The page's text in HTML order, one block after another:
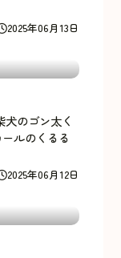
2025年06月13日
2025年06月12日
のゴン太く
ールのくるる